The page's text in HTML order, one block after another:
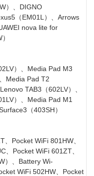
）、DIGNO
（EM01L）、Arrows
nova lite for
）、Media Pad M3
Media Pad T2
TAB3（602LV）、
）、Media Pad M1
（403SH）
、Pocket WiFi 801HW、
、Pocket WiFi 601ZT、
）、Battery Wi-
WiFi 502HW、Pocket